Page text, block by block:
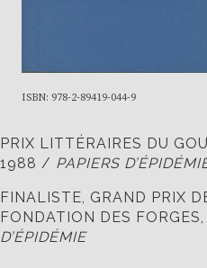
ISBN: 978-2-89419-044-9
PRIX LITTÉRAIRES DU
1988 / PAPIERS
FINALISTE, GRAND PRIX
FONDATION DES
D’ÉPIDÉMIE